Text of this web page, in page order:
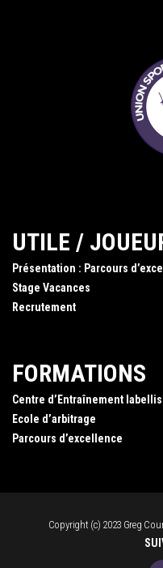
UTILE /
Présentation : Parcours
Stage Vacances
Recrutement
FORMATIONS
Centre d’Entraînement
Ecole d’arbitrage
Parcours d’excellence
Copyright (c) 2023 Greg